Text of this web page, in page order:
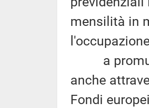
mensilità in
a
anche
Fondi